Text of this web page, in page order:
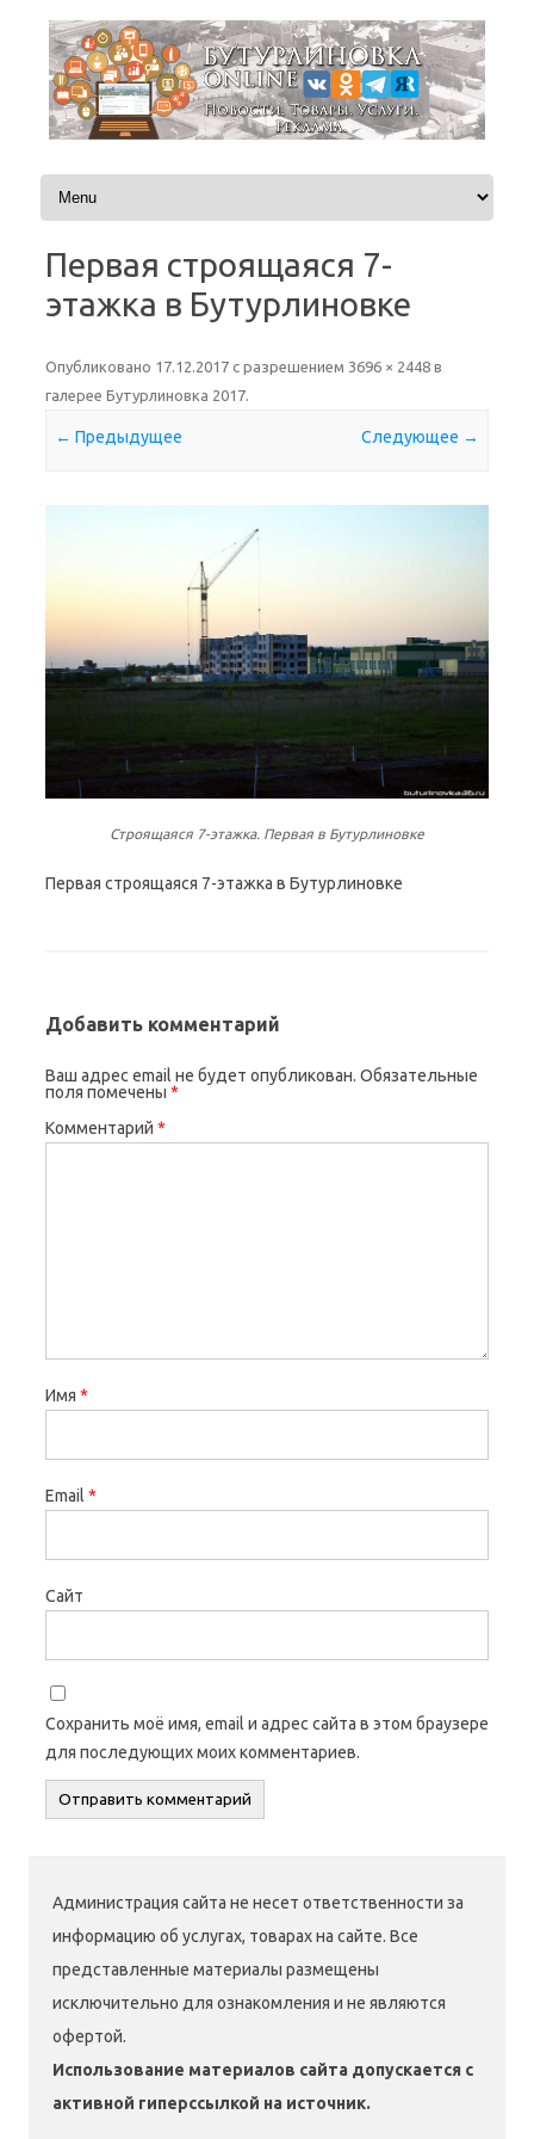
Перейти к содержимому
Первая строящаяся 7-
этажка в Бутурлиновке
Опубликовано 17.12.2017 с разрешением 3696 × 2448 в
галерее Бутурлиновка 2017.
← Предыдущее Следующее →
Строящаяся 7-этажка. Первая в Бутурлиновке
Первая строящаяся 7-этажка в Бутурлиновке
Добавить комментарий
Ваш адрес email не будет опубликован. Обязательные
поля помечены *
Комментарий *
Имя *
Email *
Сайт
Сохранить моё имя, email и адрес сайта в этом браузере
для последующих моих комментариев.
Администрация сайта не несет ответственности за
информацию об услугах, товарах на сайте. Все
представленные материалы размещены
исключительно для ознакомления и не являются
офертой.
Использование материалов сайта допускается с
активной гиперссылкой на источник.